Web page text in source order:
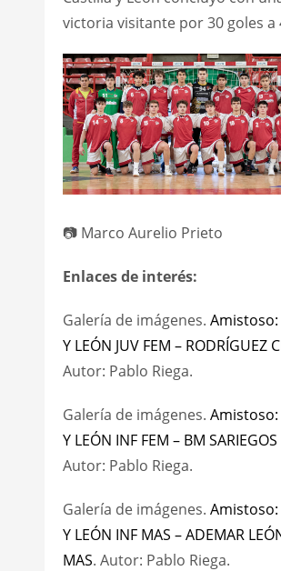
victoria visitante por 30 goles a
📷 Marco Aurelio Prieto
Enlaces de interés:
Galería de imágenes. Amistoso:
Y LEÓN JUV FEM – RODRÍGUEZ
Autor: Pablo Riega.
Galería de imágenes. Amistoso:
Y LEÓN INF FEM – BM
Autor: Pablo Riega.
Galería de imágenes. Amistoso:
Y LEÓN INF MAS – ADEMAR
MAS. Autor: Pablo Riega.